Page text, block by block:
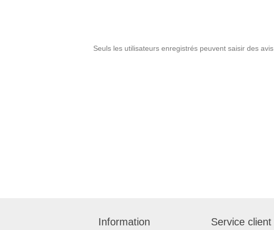
Seuls les utilisateurs enregistrés peuvent saisir des avis
Information Service client